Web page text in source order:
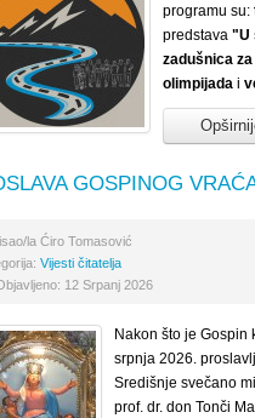
programu su:
predstava "U
zadušnica
olimpijadai
GOSPINOG
la Ćiro Tomasović
Vijesti čitatelja
12 Srpanj 2026
Nakon što je Gospin
srpnja 2026.
Središnje svečano
prof. dr. don Tonči